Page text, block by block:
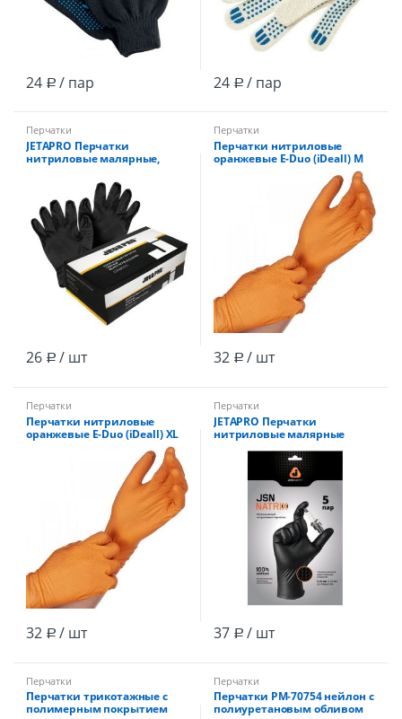
24 Р / пар 24 Р / пар
Перчатки
JETAPRO Перчатки
нитриловые малярные,
26 Р / шт
Перчатки
Перчатки нитриловые
оранжевые E-Duo (iDeall) М
32 Р / шт
Перчатки
Перчатки нитриловые
оранжевые E-Duo (iDeall) XL
32 Р / шт
Перчатки
JETAPRO Перчатки
нитриловые малярные
,нескользящие,черн,
толщ.0.15мм /10
37 Р / шт
Перчатки
Перчатки трикотажные с
полимерным покрытием
Перчатки
Перчатки PM-70754 нейлон с
полиуретановым обливом